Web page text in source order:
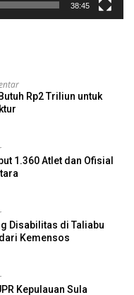
38:45
Rp2 Triliun untuk
1.360 Atlet dan Ofisial
Disabilitas di Taliabu
Kemensos
Kepulauan Sula